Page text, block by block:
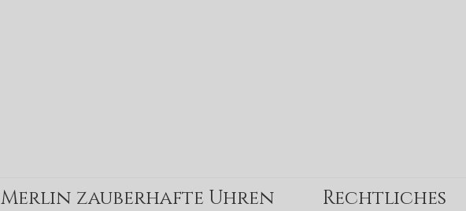
Merlin zauberhafte Uhren Rechtliches